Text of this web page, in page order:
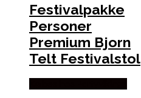
Festivalpakke
Personer
Premium Bjorn
Telt Festivalstol